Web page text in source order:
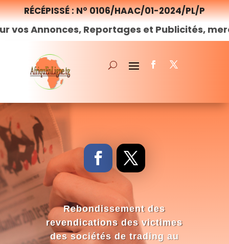
RÉCÉPISSÉ : N° 0106/HAAC/01-2024/PL/P
Reportages et Publicités, merci denous
Rebondissement des
revendications des victimes
des sociétés de trading au